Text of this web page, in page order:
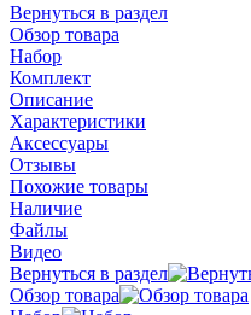
Вернуться в раздел
Обзор товара
Набор
Комплект
Описание
Характеристики
Аксессуары
Отзывы
Похожие товары
Наличие
Файлы
Видео
Вернуться в раздел
Обзор товара